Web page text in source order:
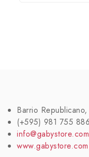
Barrio
(+595) 981 755 886